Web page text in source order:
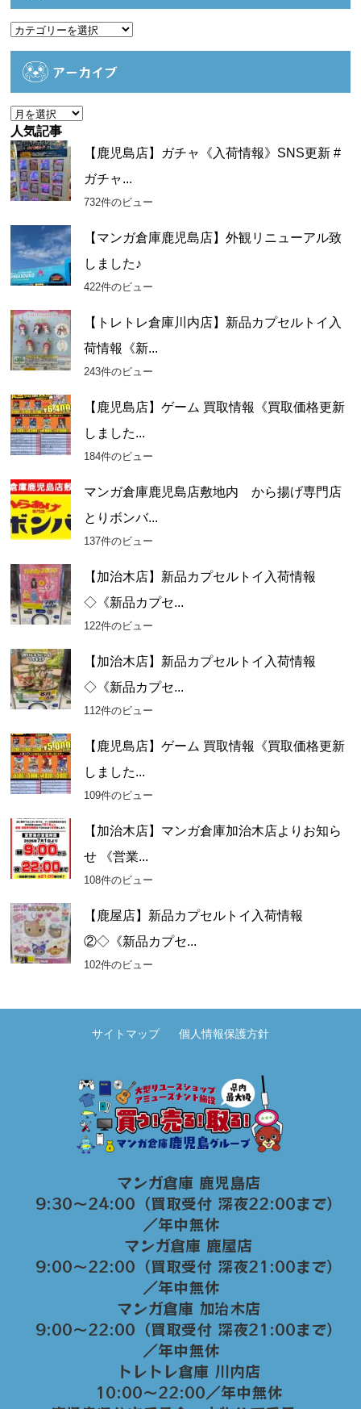
カ
アーカイブ
ア
ー
カ
イ
ブ
人気記事
【鹿児島店】ガチャ《入荷情報》SNS更新 #
ガチャ...
732件のビュー
【マンガ倉庫鹿児島店】外観リニューアル致
しました♪
422件のビュー
【トレトレ倉庫川内店】新品カプセルトイ入
荷情報《新...
243件のビュー
【鹿児島店】ゲーム 買取情報《買取価格更新
しました...
184件のビュー
マンガ倉庫鹿児島店敷地内 から揚げ専門店
とりボンバ...
137件のビュー
【加治木店】新品カプセルトイ入荷情報
◇《新品カプセ...
122件のビュー
【加治木店】新品カプセルトイ入荷情報
◇《新品カプセ...
112件のビュー
【鹿児島店】ゲーム 買取情報《買取価格更新
しました...
109件のビュー
【加治木店】マンガ倉庫加治木店よりお知ら
せ 《営業...
108件のビュー
【鹿屋店】新品カプセルトイ入荷情報
②◇《新品カプセ...
102件のビュー
サイトマップ 個人情報保護方針
マンガ倉庫 鹿児島店
9:30～24:00（買取受付 深夜22:00まで）
／年中無休
マンガ倉庫 鹿屋店
9:00～22:00（買取受付 深夜21:00まで）
／年中無休
マンガ倉庫 加治木店
9:00〜22:00（買取受付 深夜21:00まで）
／年中無休
トレトレ倉庫 川内店
10:00〜22:00／年中無休